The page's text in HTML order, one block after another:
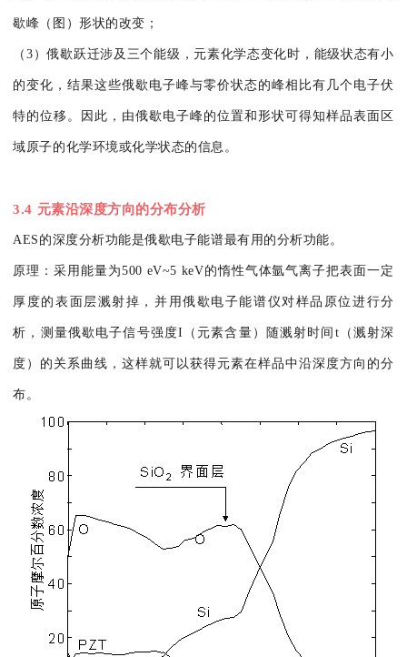
歇峰（图）形状的改变；
（3）俄歇跃迁涉及三个能级，元素化学态变化时，能级状态有小
的变化，结果这些俄歇电子峰与零价状态的峰相比有几个电子伏
特的位移。因此，由俄歇电子峰的位置和形状可得知样品表面区
域原子的化学环境或化学状态的信息。
3.4 元素沿深度方向的分布分析
AES的深度分析功能是俄歇电子能谱最有用的分析功能。
原理：采用能量为500 eV~5 keV的惰性气体氩气离子把表面一定
厚度的表面层溅射掉，并用俄歇电子能谱仪对样品原位进行分
析，测量俄歇电子信号强度I（元素含量）随溅射时间t（溅射深
度）的关系曲线，这样就可以获得元素在样品中沿深度方向的分
布。